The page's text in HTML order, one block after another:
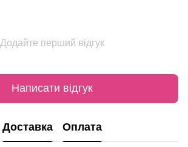
Додайте перший відгук
Написати відгук
Доставка Оплата